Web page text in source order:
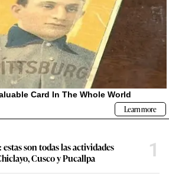
son todas las actividades
Cusco y Pucallpa
1